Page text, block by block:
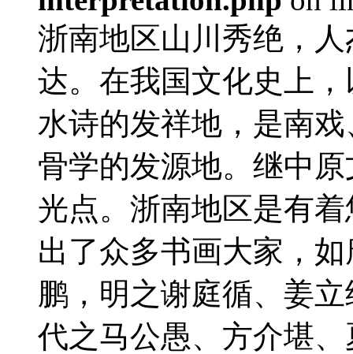
浙南地区山川秀绝，
达。在我国文化史上
水诗的发祥地，是南
骨学的发源地。继中
光点。浙南地区是有
出了众多书画大家，
鹏，明之谢庭循、姜
代之马公愚、方介堪